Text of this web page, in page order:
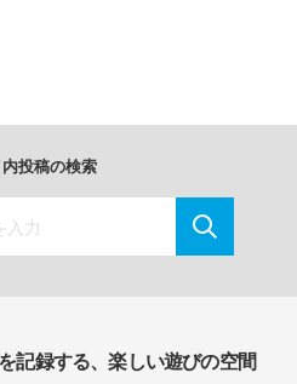
投稿の検索
記録する、楽しい遊びの空間